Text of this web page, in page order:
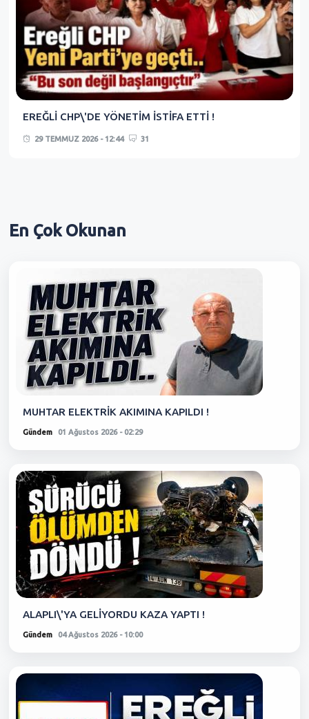
EREĞLİ CHP\'DE YÖNETİM İSTİFA ETTİ !
29 TEMMUZ 2026 - 12:44 31
En ÇokOkunan
MUHTAR ELEKTRİK AKIMINA KAPILDI !
Gündem 01 Ağustos 2026 - 02:29
ALAPLI\'YA GELİYORDU KAZA YAPTI !
Gündem 04 Ağustos 2026 - 10:00